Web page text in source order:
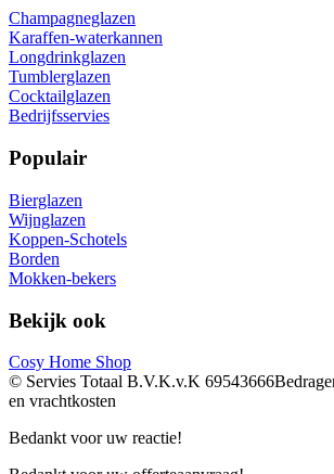
Champagneglazen
Karaffen-waterkannen
Longdrinkglazen
Tumblerglazen
Cocktailglazen
Bedrijfsservies
Populair
Bierglazen
Wijnglazen
Koppen-Schotels
Borden
Mokken-bekers
Bekijk ook
Cosy Home Shop
© Servies Totaal B.V.K.v.K 69543666
en vrachtkosten
Bedankt voor uw reactie!